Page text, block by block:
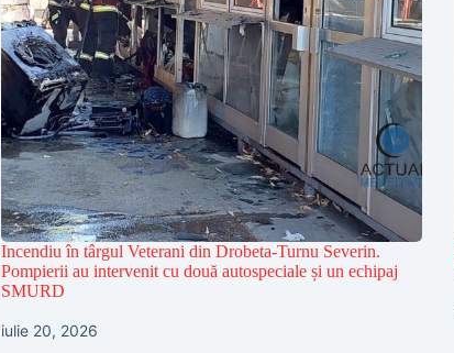
Incendiu în târgul Veterani din Drobeta-Turnu Severin.
Pompierii au intervenit cu două autospeciale și un echipaj
SMURD
iulie 20, 2026